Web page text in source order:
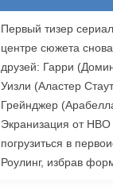
Первый тизер
центре сюжета
друзей: Гарри
Уизли (Аластер
Грейнджер
Экранизация от
погрузиться в
Роулинг, избрав
повествования,